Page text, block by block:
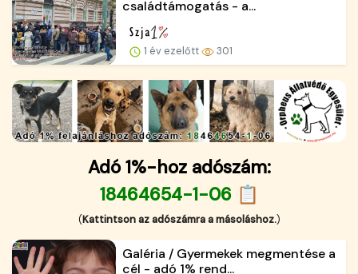
családtámogatás - a...
1 év ezelőtt 301
Adó 1%-hoz adószám:
18464654-1-06 📋
(Kattintson az adószámra a másoláshoz.)
Galéria / Gyermekek megmentése a
cél - adó 1% rend...